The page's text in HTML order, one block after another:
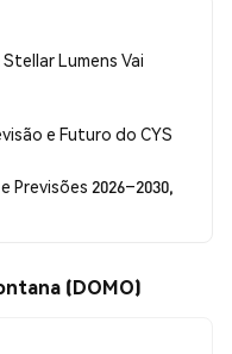
Lumens Vai
e Futuro do CYS
Previsões 2026–2030,
(DOMO)